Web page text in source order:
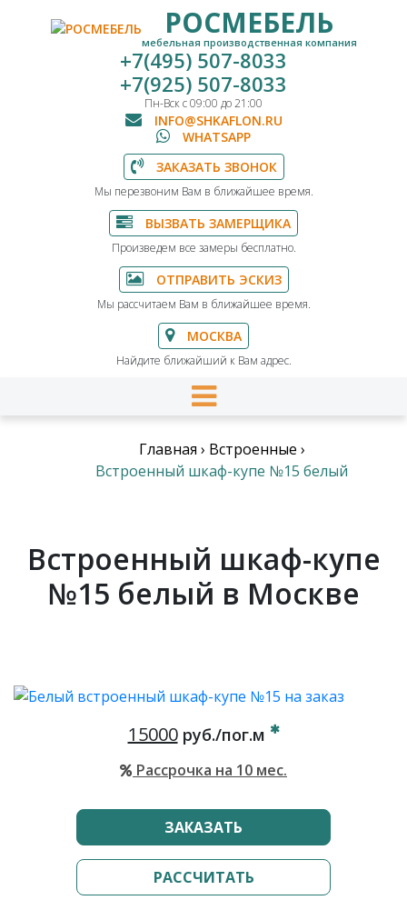
РОСМЕБЕЛЬ
мебельная производственная компания
+7(495) 507-8033
+7(925) 507-8033
Пн-Вск с 09:00 до 21:00
INFO@SHKAFLON.RU
WHATSAPP
ЗАКАЗАТЬ ЗВОНОК
Мы перезвоним Вам в ближайшее время.
ВЫЗВАТЬ ЗАМЕРЩИКА
Произведем все замеры бесплатно.
ОТПРАВИТЬ ЭСКИЗ
Мы рассчитаем Вам в ближайшее время.
МОСКВА
Найдите ближайший к Вам адрес.
Главная › Встроенные ›
Встроенный шкаф-купе №15 белый
Встроенный шкаф-купе
№15 белый в Москве
15000руб./пог.м
Рассрочка на 10 мес.
ЗАКАЗАТЬ
РАССЧИТАТЬ